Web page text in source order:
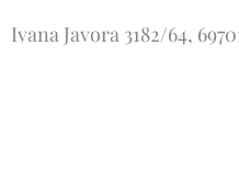
Ivana Javora 3182/64,